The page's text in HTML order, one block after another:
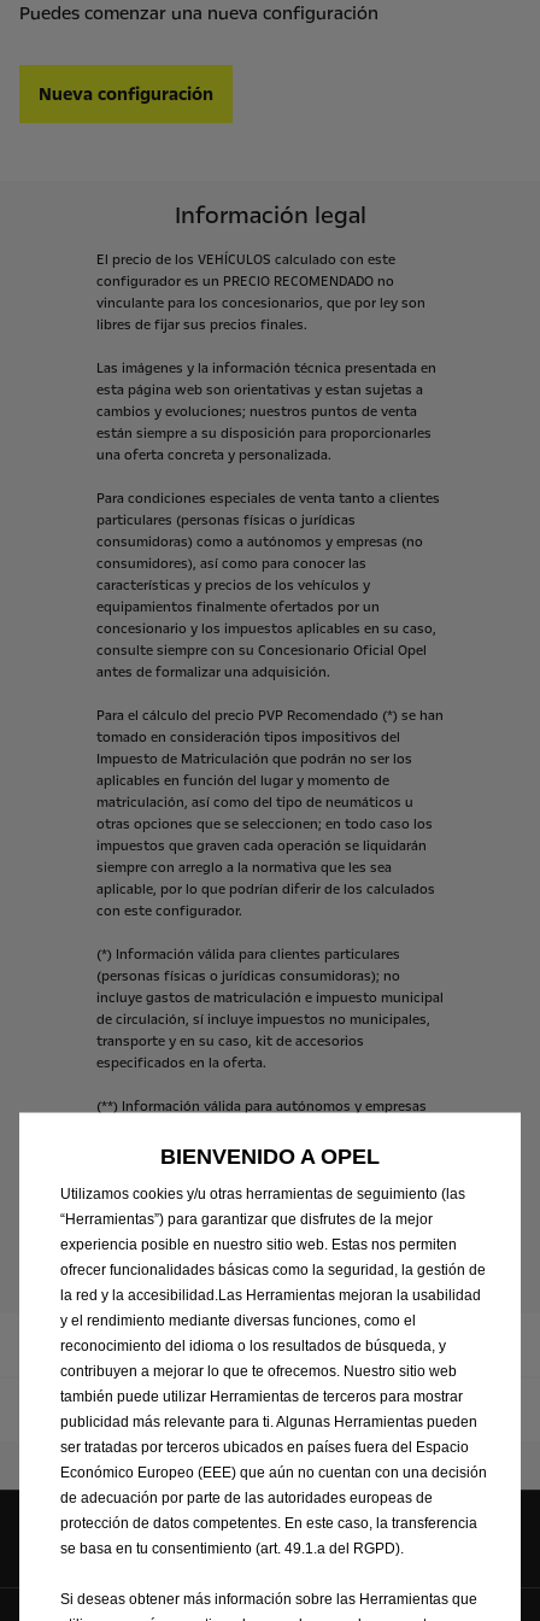
Puedes comenzar una nueva configuración
Nueva configuración
Información legal
El precio de los VEHÍCULOS calculado con este
configurador es un PRECIO RECOMENDADO no
vinculante para los concesionarios, que por ley son
libres de fijar sus precios finales.
Las imágenes y la información técnica presentada en
esta página web son orientativas y estan sujetas a
cambios y evoluciones; nuestros puntos de venta
están siempre a su disposición para proporcionarles
una oferta concreta y personalizada.
Para condiciones especiales de venta tanto a clientes
particulares (personas físicas o jurídicas
consumidoras) como a autónomos y empresas (no
consumidores), así como para conocer las
características y precios de los vehículos y
equipamientos finalmente ofertados por un
concesionario y los impuestos aplicables en su caso,
consulte siempre con su Concesionario Oficial Opel
antes de formalizar una adquisición.
Para el cálculo del precio PVP Recomendado (*) se han
tomado en consideración tipos impositivos del
Impuesto de Matriculación que podrán no ser los
aplicables en función del lugar y momento de
matriculación, así como del tipo de neumáticos u
otras opciones que se seleccionen; en todo caso los
impuestos que graven cada operación se liquidarán
siempre con arreglo a la normativa que les sea
aplicable, por lo que podrían diferir de los calculados
con este configurador.
(*) Información válida para clientes particulares
(personas físicas o jurídicas consumidoras); no
incluye gastos de matriculación e impuesto municipal
de circulación, sí incluye impuestos no municipales,
transporte y en su caso, kit de accesorios
especificados en la oferta.
(**) Información válida para autónomos y empresas
matriculación ni impuestos, sí incluye descuento
Nuevo Movano Electric
Resumen
Detalles del Vehículo
Síguenos en
BIENVENIDO A OPEL
Utilizamos cookies y/u otras herramientas de seguimiento (las
“Herramientas”) para garantizar que disfrutes de la mejor
experiencia posible en nuestro sitio web. Estas nos permiten
ofrecer funcionalidades básicas como la seguridad, la gestión de
la red y la accesibilidad.Las Herramientas mejoran la usabilidad
y el rendimiento mediante diversas funciones, como el
reconocimiento del idioma o los resultados de búsqueda, y
contribuyen a mejorar lo que te ofrecemos. Nuestro sitio web
también puede utilizar Herramientas de terceros para mostrar
publicidad más relevante para ti. Algunas Herramientas pueden
ser tratadas por terceros ubicados en países fuera del Espacio
Económico Europeo (EEE) que aún no cuentan con una decisión
de adecuación por parte de las autoridades europeas de
protección de datos competentes. En este caso, la transferencia
se basa en tu consentimiento (art. 49.1.a del RGPD).
Si deseas obtener más información sobre las Herramientas que